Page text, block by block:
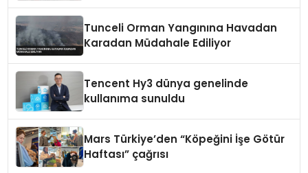
Tunceli Orman Yangınına Havadan
Karadan Müdahale Ediliyor
Tencent Hy3 dünya genelinde
kullanıma sunuldu
Mars Türkiye’den “Köpeğini İşe Götür
Haftası” çağrısı